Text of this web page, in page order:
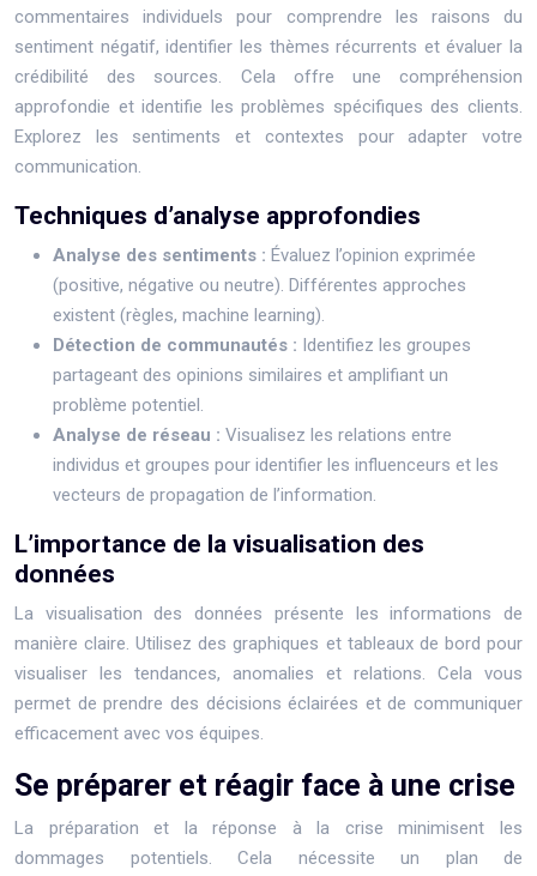
commentaires individuels pour comprendre les raisons du
sentiment négatif, identifier les thèmes récurrents et évaluer la
crédibilité des sources. Cela offre une compréhension
approfondie et identifie les problèmes spécifiques des clients.
Explorez les sentiments et contextes pour adapter votre
communication.
Techniques d’analyse approfondies
Analyse des sentiments : Évaluez l’opinion exprimée
(positive, négative ou neutre). Différentes approches
existent (règles, machine learning).
Détection de communautés : Identifiez les groupes
partageant des opinions similaires et amplifiant un
problème potentiel.
Analyse de réseau : Visualisez les relations entre
individus et groupes pour identifier les influenceurs et les
vecteurs de propagation de l’information.
L’importance de la visualisation des
données
La visualisation des données présente les informations de
manière claire. Utilisez des graphiques et tableaux de bord pour
visualiser les tendances, anomalies et relations. Cela vous
permet de prendre des décisions éclairées et de communiquer
efficacement avec vos équipes.
Se préparer et réagir face à une crise
La préparation et la réponse à la crise minimisent les
dommages potentiels. Cela nécessite un plan de